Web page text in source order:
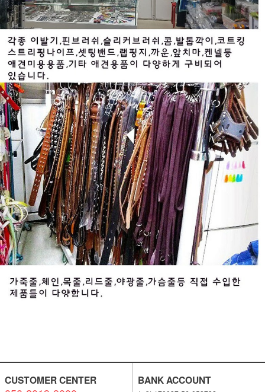
CUSTOMER CENTER BANK ACCOUNT